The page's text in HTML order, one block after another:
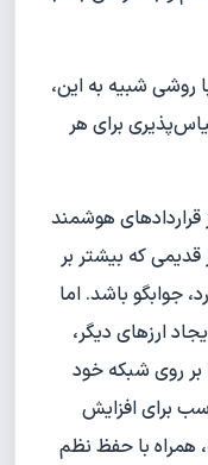
روشی شبیه به این،
برای هر
هوشمند
که بیشتر بر
جوابگو باشد. اما
ارزهای دیگر،
بر روی شبکه خود
برای افزایش
با حفظ نظم